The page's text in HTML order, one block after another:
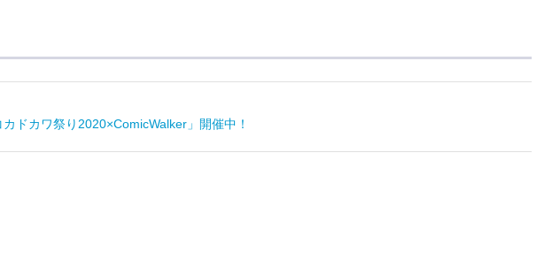
ドカワ祭り2020×ComicWalker」開催中！